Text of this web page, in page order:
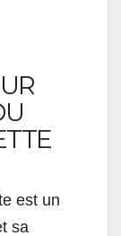
est un
sa